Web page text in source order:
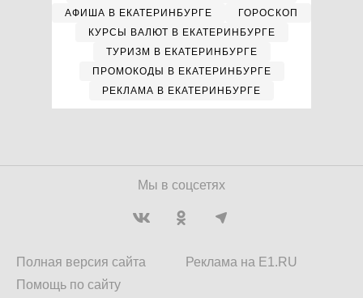
АФИША В ЕКАТЕРИНБУРГЕ
ГОРОСКОП
КУРСЫ ВАЛЮТ В ЕКАТЕРИНБУРГЕ
ТУРИЗМ В ЕКАТЕРИНБУРГЕ
ПРОМОКОДЫ В ЕКАТЕРИНБУРГЕ
РЕКЛАМА В ЕКАТЕРИНБУРГЕ
Мы в соцсетях
Полная версия сайта
Помощь по сайту
Реклама на E1.RU